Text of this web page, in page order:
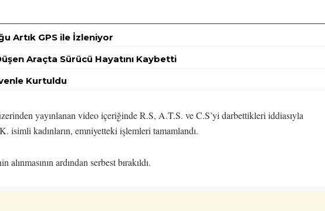
Artık GPS ile İzleniyor
Araçta Sürücü Hayatını Kaybetti
Kurtuldu
yayınlanan video içeriğinde R.S, A.T.S. ve C.S’yi darbettikleri iddiasıyla
isimli kadınların, emniyetteki işlemleri tamamlandı.
ardından serbest bırakıldı.